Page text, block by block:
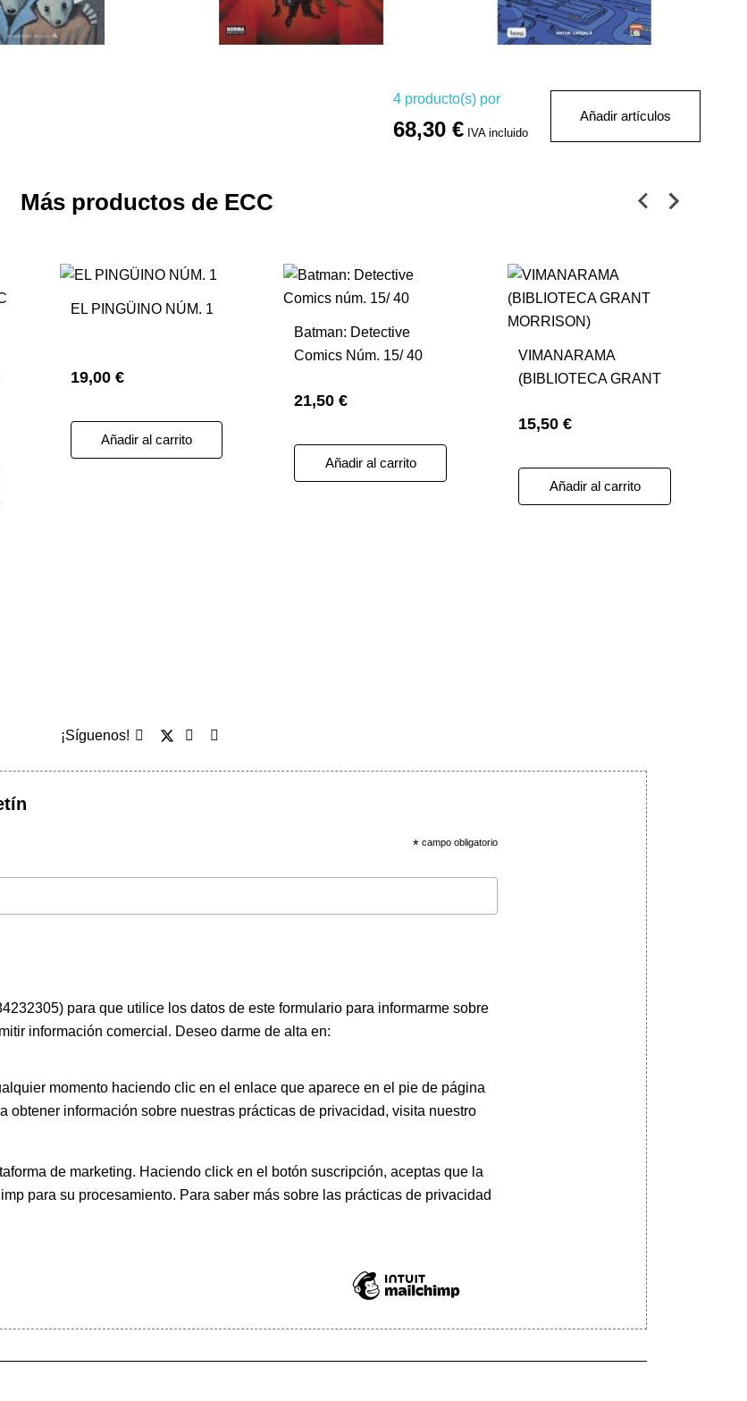
4 producto(s) por
68,30 € IVA incluido
Añadir artículos
Más productos de ECC
EL PINGÜINO NÚM. 1
19,00 €
Añadir al carrito
Batman: Detective
Comics Núm. 15/ 40
21,50 €
Añadir al carrito
VIMANARAMA
(BIBLIOTECA GRANT
15,50 €
Añadir al carrito
¡Síguenos!
* campo obligatorio
para que utilice los datos de este formulario para informarme sobre
información comercial. Deseo darme de alta en:
momento haciendo clic en el enlace que aparece en el pie de página
obtener información sobre nuestras prácticas de privacidad, visita nuestro
de marketing. Haciendo click en el botón suscripción, aceptas que la
para su procesamiento. Para saber mássobre las prácticas de privacidad